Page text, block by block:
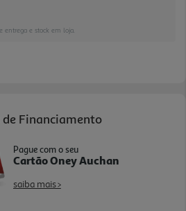
localizar todos os seus
e stock em loja.
de Financiamento
Pague com o seu
Cartão Oney Auchan
saiba mais >